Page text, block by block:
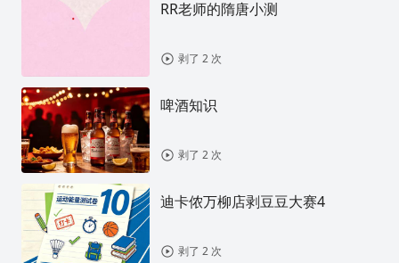
RR老师的隋唐小测
剥了 2 次
啤酒知识
剥了 2 次
迪卡侬万柳店剥豆豆大赛4
剥了 2 次